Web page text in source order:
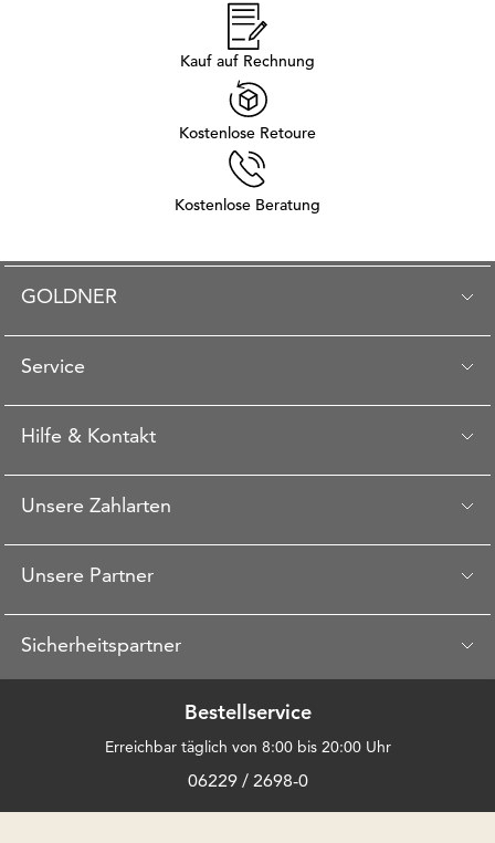
Kauf auf Rechnung
Kostenlose Retoure
Kostenlose Beratung
GOLDNER
Service
Hilfe & Kontakt
Unsere Zahlarten
Unsere Partner
Sicherheitspartner
Bestellservice
Erreichbar täglich von 8:00 bis 20:00 Uhr
06229 / 2698-0